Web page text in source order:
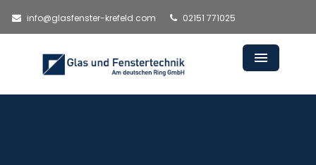
info@glasfenster-krefeld.com 02151 771025